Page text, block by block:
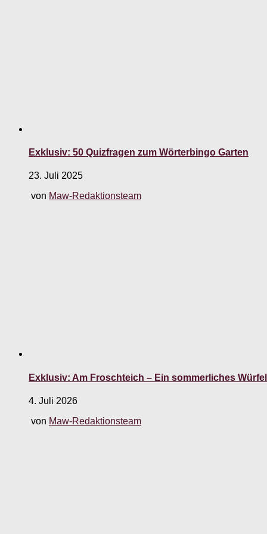
Exklusiv: 50 Quizfragen zum Wörterbingo Garten
23. Juli 2025
von Maw-Redaktionsteam
Exklusiv: Am Froschteich – Ein sommerliches
4. Juli 2026
von Maw-Redaktionsteam